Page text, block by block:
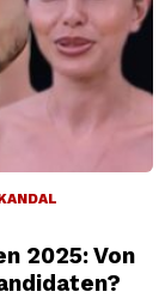
2025: Von